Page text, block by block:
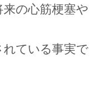
の心筋梗塞や
ている事実で